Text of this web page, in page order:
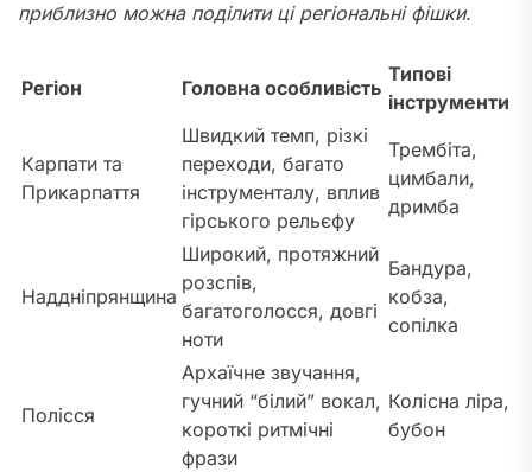
приблизно можна поділити ці регіональні фішки.
Регіон Головна особливість
Типові
інструменти
Карпати та
Прикарпаття
Швидкий темп, різкі
переходи, багато
інструменталу, вплив
гірського рельєфу
Трембіта,
цимбали,
дримба
Наддніпрянщина
Широкий, протяжний
розспів,
багатоголосся, довгі
ноти
Бандура,
кобза,
сопілка
Полісся
Архаїчне звучання,
гучний “білий” вокал,
короткі ритмічні
фрази
Колісна ліра,
бубон